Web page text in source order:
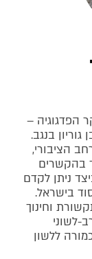
הפדגוגיה –
בנגב.
הציבורי,
בהקשרים
ניתן לקדם
בישראל.
וחינוך
לשוני
ללשון